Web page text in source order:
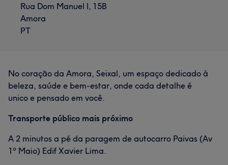
Rua Dom Manuel I, 15B
Amora
PT
No coração da Amora, Seixal, um espaço dedicado à
beleza, saúde e bem-estar, onde cada detalhe é
unico e pensado em você.
Transporte público mais próximo
A 2 minutos a pé da paragem de autocarro Paivas (Av
1º Maio) Edif Xavier Lima.